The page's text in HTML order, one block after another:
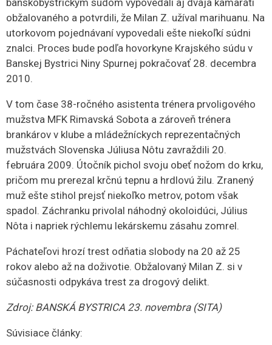
banskobystrickým súdom vypovedali aj dvaja kamaráti
obžalovaného a potvrdili, že Milan Z. užíval marihuanu. Na
utorkovom pojednávaní vypovedali ešte niekoľkí súdni
znalci. Proces bude podľa hovorkyne Krajského súdu v
Banskej Bystrici Niny Spurnej pokračovať 28. decembra
2010.
V tom čase 38-ročného asistenta trénera prvoligového
mužstva MFK Rimavská Sobota a zároveň trénera
brankárov v klube a mládežníckych reprezentačných
mužstvách Slovenska Júliusa Nôtu zavraždili 20.
februára 2009. Útočník pichol svoju obeť nožom do krku,
pričom mu prerezal krčnú tepnu a hrdlovú žilu. Zranený
muž ešte stihol prejsť niekoľko metrov, potom však
spadol. Záchranku privolal náhodný okoloidúci, Július
Nôta i napriek rýchlemu lekárskemu zásahu zomrel.
Páchateľovi hrozí trest odňatia slobody na 20 až 25
rokov alebo až na doživotie. Obžalovaný Milan Z. si v
súčasnosti odpykáva trest za drogový delikt.
Zdroj: BANSKÁ BYSTRICA 23. novembra (SITA)
Súvisiace články: